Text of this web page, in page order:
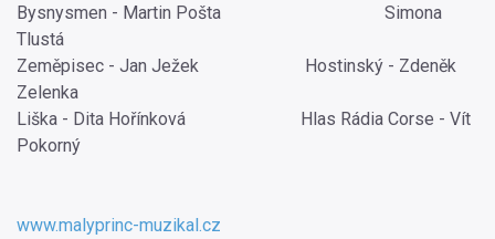
Bysnysmen - Martin Pošta Simona
Tlustá
Zeměpisec - Jan Ježek Hostinský - Zdeněk
Zelenka
Liška - Dita Hořínková Hlas Rádia Corse - Vít
Pokorný
www.malyprinc-muzikal.cz